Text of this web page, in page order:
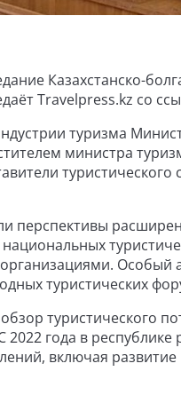
Казахстанско-
Travelpress.kz со
туризма
министра
перспективы
Особый
туристических
обзор туристического
года в
включая